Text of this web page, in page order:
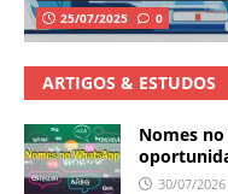
25/07/2025 0
ARTIGOS & ESTUDOS
Nomes
30/07/2026